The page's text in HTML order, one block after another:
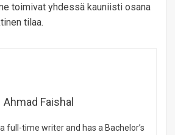
toimivat yhdessä kauniisti osana
tilaa.
Ahmad Faishal
full-time writer and has a Bachelor’s